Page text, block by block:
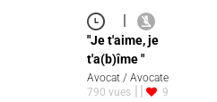
"Je t'aime, je
t'a(b)îme "
Avocat / Avocate
790 vues
9